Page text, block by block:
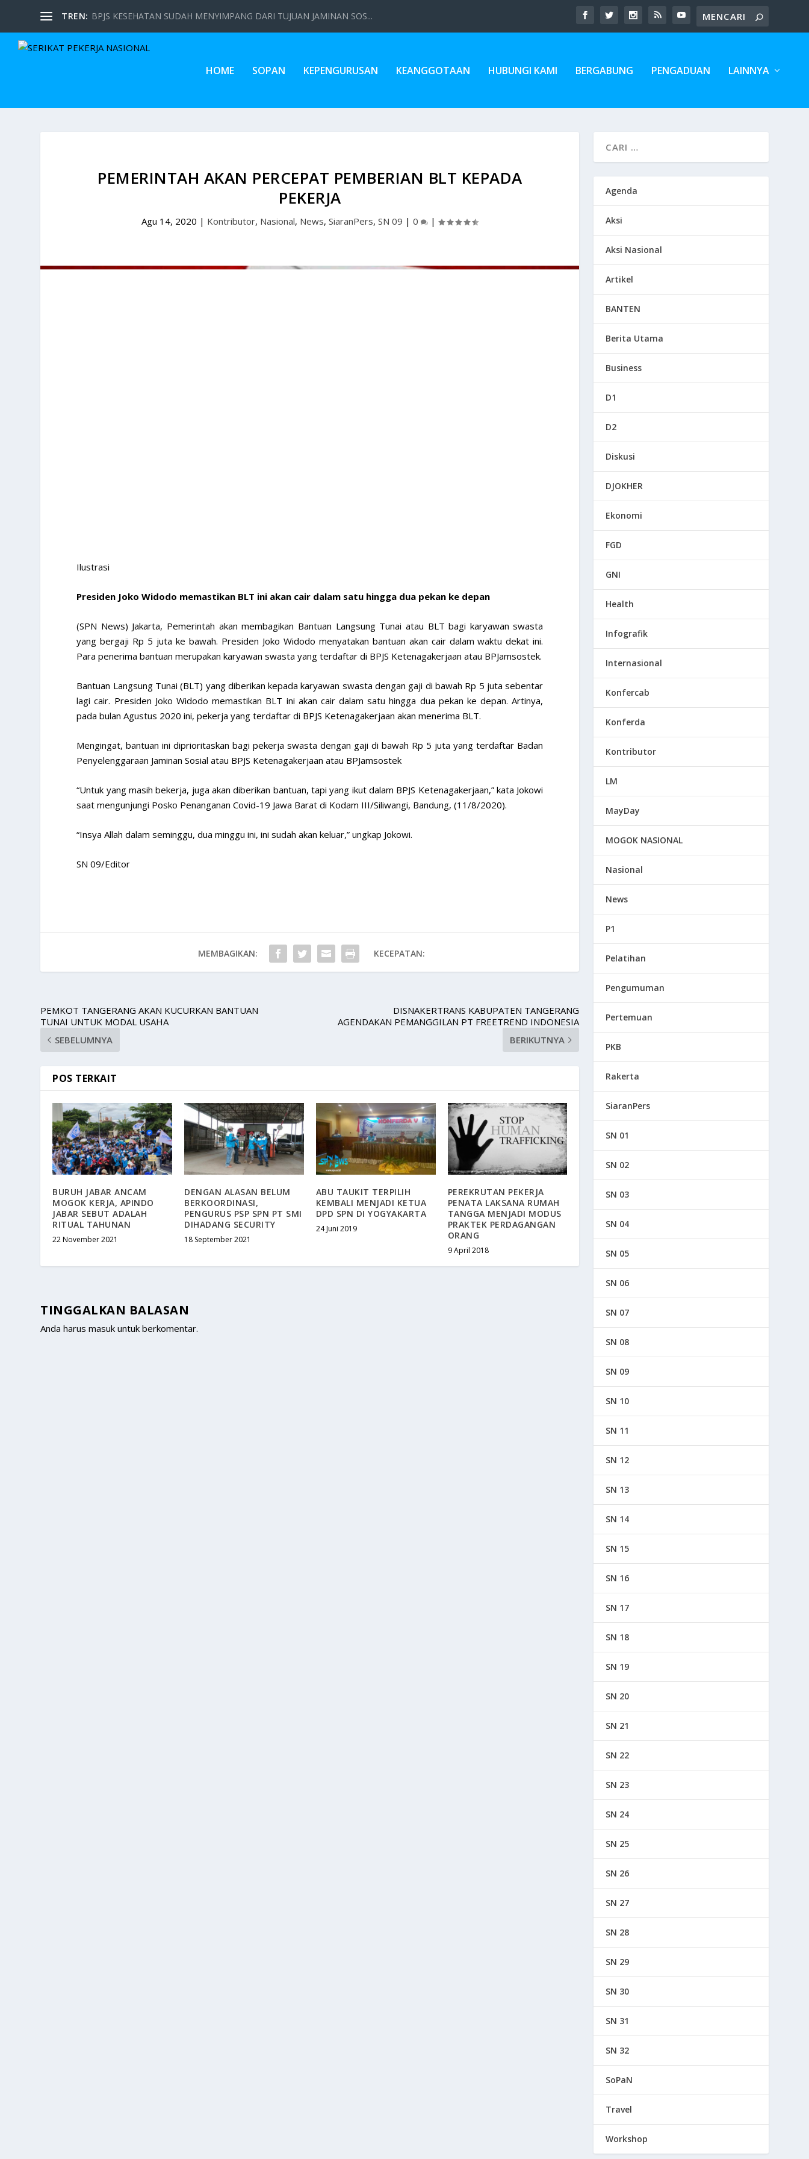
TREN: BPJS KESEHATAN SUDAH MENYIMPANG DARI TUJUAN JAMINAN SOS...
HOME SOPAN KEPENGURUSAN KEANGGOTAAN HUBUNGI KAMI BERGABUNG PENGADUAN LAINNYA
PEMERINTAH AKAN PERCEPAT PEMBERIAN BLT KEPADA
PEKERJA
Agu 14, 2020 | Kontributor, Nasional, News,SiaranPers,SN 09 |0 |
Ilustrasi
Presiden Joko Widodo memastikan BLT ini akan cair dalam satu hingga dua pekan ke depan
(SPN News) Jakarta, Pemerintah akan membagikan Bantuan Langsung Tunai atau BLT bagi karyawan swasta
yang bergaji Rp 5 juta ke bawah. Presiden Joko Widodo menyatakan bantuan akan cair dalam waktu dekat ini.
Para penerima bantuan merupakan karyawan swasta yang terdaftar di BPJS Ketenagakerjaan atau BPJamsostek.
Bantuan Langsung Tunai (BLT) yang diberikan kepada karyawan swasta dengan gaji di bawah Rp 5 juta sebentar
lagi cair. Presiden Joko Widodo memastikan BLT ini akan cair dalam satu hingga dua pekan ke depan. Artinya,
pada bulan Agustus 2020 ini, pekerja yang terdaftar di BPJS Ketenagakerjaan akan menerima BLT.
Mengingat, bantuan ini diprioritaskan bagi pekerja swasta dengan gaji di bawah Rp 5 juta yang terdaftar Badan
Penyelenggaraan Jaminan Sosial atau BPJS Ketenagakerjaan atau BPJamsostek
“Untuk yang masih bekerja, juga akan diberikan bantuan, tapi yang ikut dalam BPJS Ketenagakerjaan,” kata Jokowi
saat mengunjungi Posko Penanganan Covid-19 Jawa Barat di Kodam III/Siliwangi, Bandung, (11/8/2020).
“Insya Allah dalam seminggu, dua minggu ini, ini sudah akan keluar,” ungkap Jokowi.
SN 09/Editor
MEMBAGIKAN: KECEPATAN:
PEMKOT TANGERANG AKAN KUCURKAN BANTUAN
TUNAI UNTUK MODAL USAHA
SEBELUMNYA
DISNAKERTRANS KABUPATEN TANGERANG
AGENDAKAN PEMANGGILAN PT FREETREND INDONESIA
BERIKUTNYA
POS TERKAIT
BURUH JABAR ANCAM
MOGOK KERJA, APINDO
JABAR SEBUT ADALAH
RITUAL TAHUNAN
22 November 2021
DENGAN ALASAN BELUM
BERKOORDINASI,
PENGURUS PSP SPN PT SMI
DIHADANG SECURITY
18 September 2021
ABU TAUKIT TERPILIH
KEMBALI MENJADI KETUA
DPD SPN DI YOGYAKARTA
24 Juni 2019
PEREKRUTAN PEKERJA
PENATA LAKSANA RUMAH
TANGGA MENJADI MODUS
PRAKTEK PERDAGANGAN
ORANG
9 April 2018
TINGGALKAN BALASAN
Anda harusmasuk untuk berkomentar.
Agenda
Aksi
Aksi Nasional
Artikel
BANTEN
Berita Utama
Business
D1
D2
Diskusi
DJOKHER
Ekonomi
FGD
GNI
Health
Infografik
Internasional
Konfercab
Konferda
Kontributor
LM
MayDay
MOGOK NASIONAL
Nasional
News
P1
Pelatihan
Pengumuman
Pertemuan
PKB
Rakerta
SiaranPers
SN 01
SN 02
SN 03
SN 04
SN 05
SN 06
SN 07
SN 08
SN 09
SN 10
SN 11
SN 12
SN 13
SN 14
SN 15
SN 16
SN 17
SN 18
SN 19
SN 20
SN 21
SN 22
SN 23
SN 24
SN 25
SN 26
SN 27
SN 28
SN 29
SN 30
SN 31
SN 32
SoPaN
Travel
Workshop